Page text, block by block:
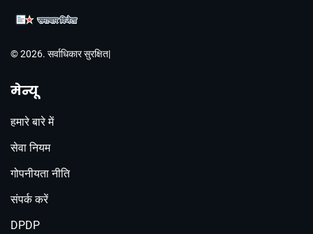
© 2026. सर्वाधिकार सुरक्षित|
मेन्यू
हमारे बारे में
सेवा नियम
गोपनीयता नीति
संपर्क करें
DPDP